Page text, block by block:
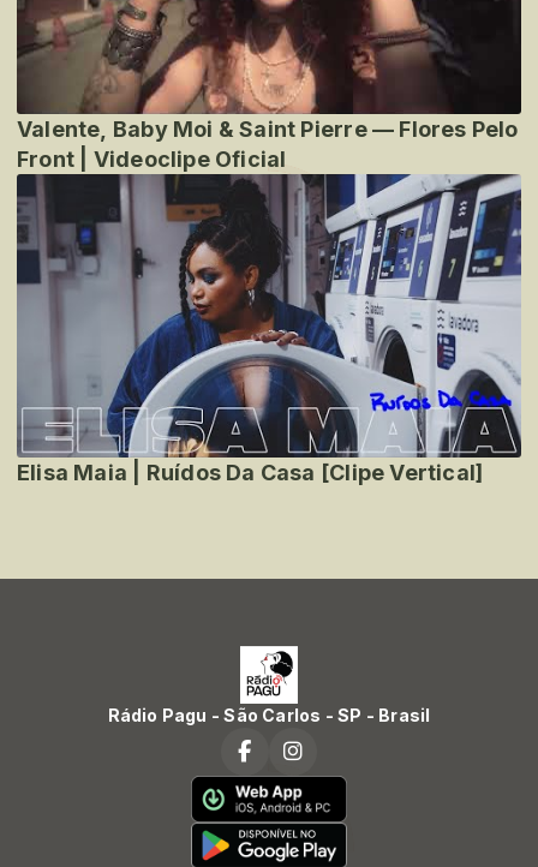
Valente, Baby Moi & Saint Pierre — Flores Pelo
Front | Videoclipe Oficial
Elisa Maia | Ruídos Da Casa [Clipe Vertical]
Rádio Pagu - São Carlos - SP - Brasil